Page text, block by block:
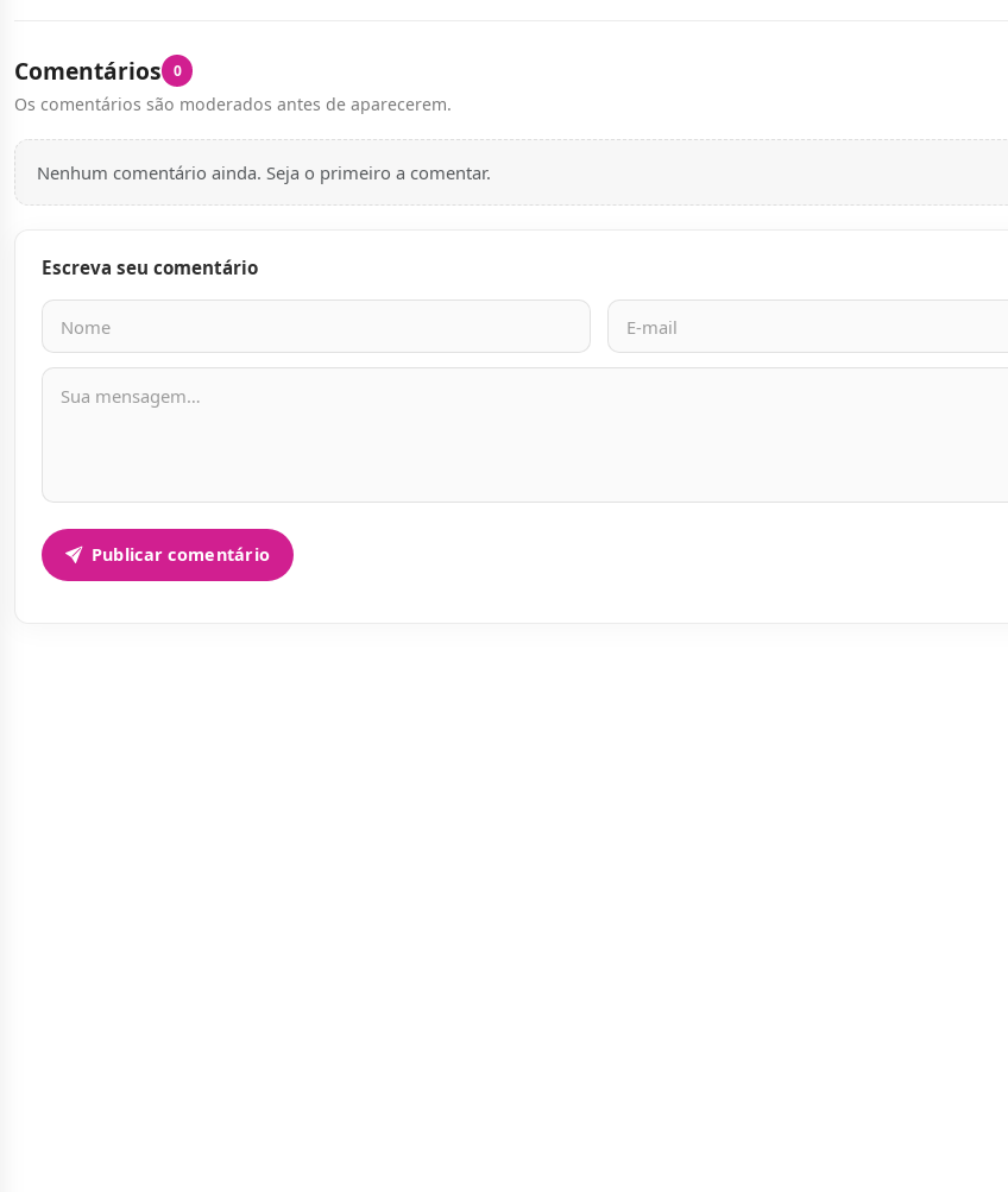
Comentários 0
Os comentários são moderados antes de aparecerem.
Nenhum comentário ainda. Seja o primeiro a comentar.
Escreva seu comentário
Nome
E-mail
Mensagem
Publicar comentário